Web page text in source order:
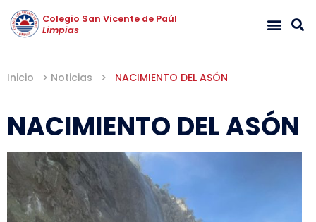
Colegio San Vicente de Paúl
Limpias
Inicio > Noticias > NACIMIENTO DEL ASÓN
NACIMIENTO DEL ASÓN